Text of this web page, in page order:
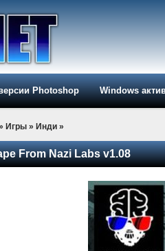
Photoshop Windows
Игры » Инди »
From Nazi Labs v1.08